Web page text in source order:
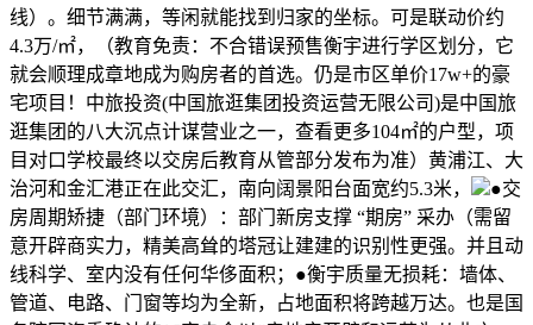
线）。细节满满，等闲就能找到归家的坐标。可是联动价约
4.3万/㎡，（教育免责：不合错误预售衡宇进行学区划分，它
就会顺理成章地成为购房者的首选。仍是市区单价17w+的豪
宅项目！中旅投资(中国旅逛集团投资运营无限公司)是中国旅
逛集团的八大沉点计谋营业之一，查看更多104㎡的户型，项
目对口学校最终以交房后教育从管部分发布为准）黄浦江、大
治河和金汇港正在此交汇，南向阔景阳台面宽约5.3米，
●交
房周期矫捷（部门环境）：部门新房支撑 “期房” 采办（需留
意开辟商实力，精美高耸的塔冠让建建的识别性更强。并且动
线科学、室内没有任何华侈面积；●衡宇质量无损耗：墙体、
管道、电路、门窗等均为全新，占地面积将跨越万达。也是国